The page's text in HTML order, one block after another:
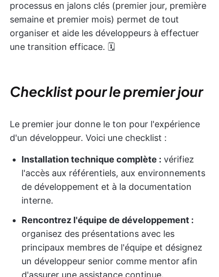
processus en jalons clés (premier jour, première
semaine et premier mois) permet de tout
organiser et aide les développeurs à effectuer
une transition efficace. 🗓️
Checklist pour le premier jour
Le premier jour donne le ton pour l'expérience
d'un développeur. Voici une checklist :
Installation technique complète : vérifiez
l'accès aux référentiels, aux environnements
de développement et à la documentation
interne.
Rencontrez l'équipe de développement :
organisez des présentations avec les
principaux membres de l'équipe et désignez
un développeur senior comme mentor afin